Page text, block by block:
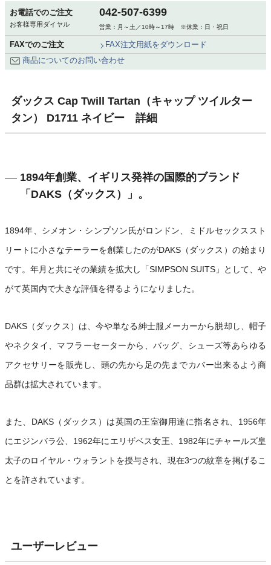
お電話でのご注文
お客様専用ダイヤル
042-507-6399
営業：月～土／10時～17時 ※休業：日・祝日
FAXでのご注文
FAX注文用紙をダウンロード
商品についてのお問い合わせ
ダックス Cap Twill Tartan（キャップ ツイルター
タン） D1711 ネイビー 詳細
1894年創業、イギリス発祥の国際的ブランド
「DAKS（ダックス）」。
1894年、シメオン・シンプソン氏がロンドン、ミドルセックススト
リートに小さなテーラーを創業したのがDAKS（ダックス）の始まり
です。年月と共にその業績を拡大し「SIMPSON SUITS」として、や
がて英国内で大きな評価を得るようになりました。
DAKS（ダックス）は、今や単なる紳士服メーカーから脱却し、帽子
やネクタイ、マフラーセーターから、バッグ、シューズ等あらゆる
アクセサリーを販売し、頭の先から足の先までカバー出来るよう商
品群は拡大されています。
また、DAKS（ダックス）は英国の王室御用達に指名され、1956年
にエジンバラ公、1962年にエリザベス女王、1982年にチャールズ皇
太子のロイヤル・ウォラントを授与され、現在3つの紋章を掲げるこ
とを許されています。
ユーザーレビュー